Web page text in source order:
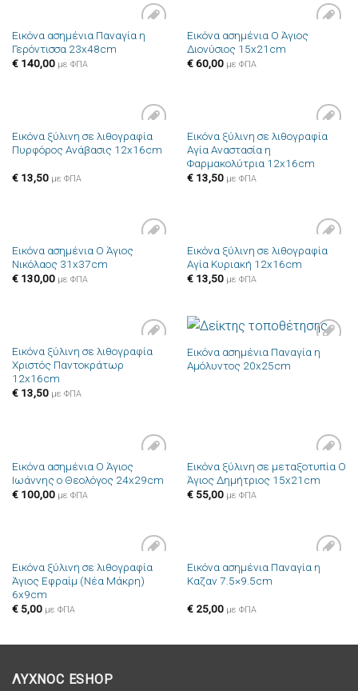
Πρόσθήκη
Εικόνα ασημένια Παναγία η
Γερόντισσα 23x48cm
€140,00 με ΦΠΑ
Πρόσθήκη
Εικόνα ασημένια Ο Άγιος
Διονύσιος 15x21cm
€60,00 με ΦΠΑ
Πρόσθήκη
στην λίστα
Εικόνα ξύλινη σε λιθογραφία
Πυρφόρος Ανάβασις 12x16cm
€13,50 με ΦΠΑ
Πρόσθήκη
επιθυμιών
Εικόνα ξύλινη σε λιθογραφία
Αγία Αναστασία η
Φαρμακολύτρια 12x16cm
€13,50 με ΦΠΑ
Πρόσθήκη
Εικόνα ασημένια Ο Άγιος
Νικόλαος 31x37cm
€130,00 με ΦΠΑ
Πρόσθήκη
στην λίστα
Εικόνα ξύλινη σε λιθογραφία
Αγία Κυριακή 12x16cm
€13,50 με ΦΠΑ
Πρόσθήκη
στην λίστα
Εικόνα ξύλινη σε λιθογραφία
Χριστός Παντοκράτωρ
12x16cm
€13,50 με ΦΠΑ
Πρόσθήκη
Εικόνα ασημένια Παναγία η
Αμόλυντος 20x25cm
Πρόσθήκη
στην λίστα
Εικόνα ασημένια Ο Άγιος
Ιωάννης ο Θεολόγος 24x29cm
€100,00 με ΦΠΑ
Πρόσθήκη
στην λίστα
Εικόνα ξύλινη σε μεταξοτυπία Ο
Άγιος Δημήτριος 15x21cm
€55,00 με ΦΠΑ
Πρόσθήκη
στην λίστα
Εικόνα ξύλινη σε λιθογραφία
Άγιος Εφραίμ (Νέα Μάκρη)
6x9cm
€5,00 με ΦΠΑ
Πρόσθήκη
Εικόνα ασημένια Παναγία η
Καζαν 7.5×9.5cm
€25,00 με ΦΠΑ
ΛΥΧΝΟC ESHOP